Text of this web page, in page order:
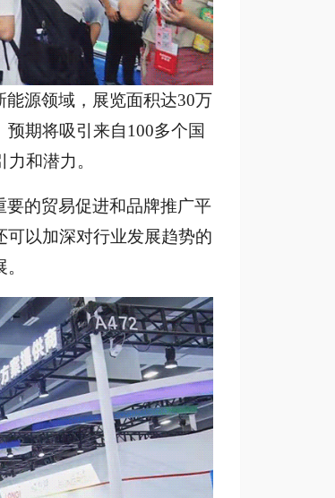
源领域，展览面积达30万
期将吸引来自100多个国
和潜力。
的贸易促进和品牌推广平
以加深对行业发展趋势的